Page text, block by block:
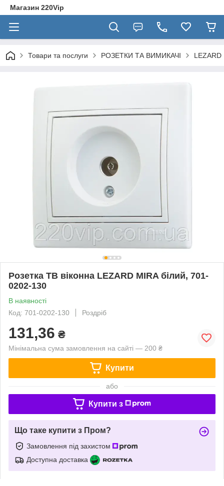
Магазин 220Vip
Товари та послуги РОЗЕТКИ ТА ВИМИКАЧІ LEZARD
Розетка ТВ віконна LEZARD MIRA білий, 701-
0202-130
В наявності
Код: 701-0202-130
Роздріб
131,36 ₴
Мінімальна сума замовлення на сайті — 200 ₴
Купити
або
Купити з
Що таке купити з Пром?
Замовлення під захистом
Доступна доставка